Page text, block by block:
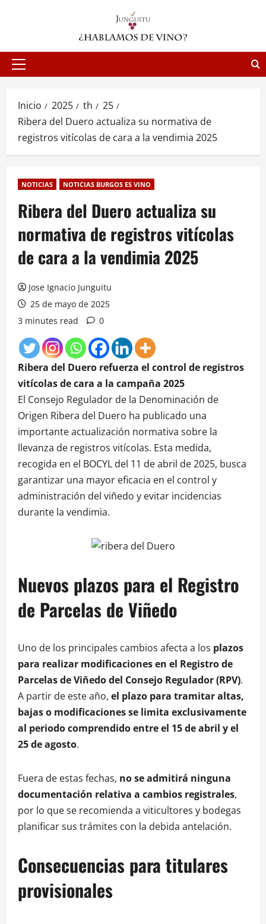
Menú
Inicio 2025 th
25
Ribera del Duero actualiza su normativa de
registros vitícolas de cara a la vendimia 2025
NOTICIAS NOTICIAS BURGOS ES VINO
Ribera del Duero actualiza su
normativa de registros vitícolas
de cara a la vendimia 2025
Jose Ignacio Junguitu
25 de mayo de 2025
3 minutes read
0
Ribera del Duero refuerza el control de registros
vitícolas de cara a la campaña 2025
El Consejo Regulador de la Denominación de
Origen Ribera del Duero ha publicado una
importante actualización normativa sobre la
llevanza de registros vitícolas. Esta medida,
recogida en el BOCYL del 11 de abril de 2025, busca
garantizar una mayor eficacia en el control y
administración del viñedo y evitar incidencias
durante la vendimia.
Nuevos plazos para el Registro
de Parcelas de Viñedo
Uno de los principales cambios afecta a los plazos
para realizar modificaciones en el Registro de
Parcelas de Viñedo del Consejo Regulador (RPV).
A partir de este año, el plazo para tramitar altas,
bajas o modificaciones se limita exclusivamente
al periodo comprendido entre el 15 de abril y el
25 de agosto.
Fuera de estas fechas, no se admitirá ninguna
documentación relativa a cambios registrales,
por lo que se recomienda a viticultores y bodegas
planificar sus trámites con la debida antelación.
Consecuencias para titulares
provisionales